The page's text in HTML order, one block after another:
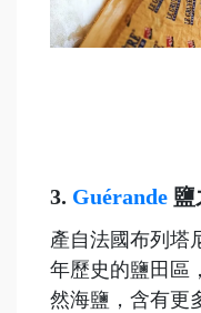
3. Guérande 鹽
產自法國布列塔
年歷史的鹽田區
然海鹽，含有更